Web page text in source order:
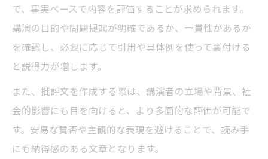
講演批評理解を深める実践的な書き方
講演文章の構成が読み手に与える印象
で、事実ベースで内容を評価することが求められます。
講演の目的や問題提起が明確であるか、一貫性があるか
を確認し、必要に応じて引用や具体例を使って裏付ける
と説得力が増します。
また、批評文を作成する際は、講演者の立場や背景、社
会的影響にも目を向けると、より多面的な評価が可能で
す。安易な賛否や主観的な表現を避けることで、読み手
にも納得感のある文章となります。